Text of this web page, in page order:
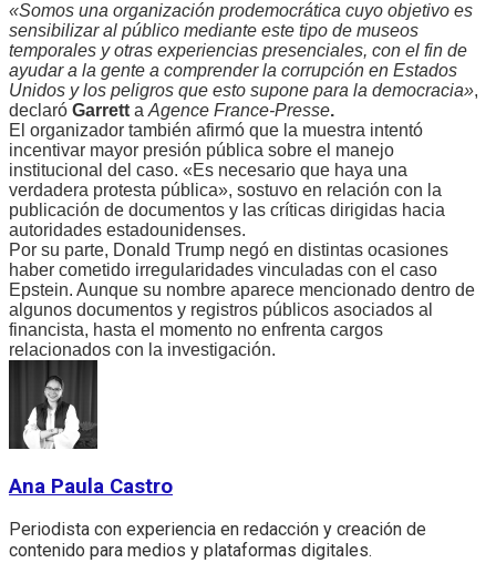
«Somos una organización prodemocrática cuyo objetivo es
sensibilizar al público mediante este tipo de museos
temporales y otras experiencias presenciales, con el fin de
ayudar a la gente a comprender la corrupción en Estados
Unidos y los peligros que esto supone para la democracia»,
declaró Garrett a Agence France-Presse.
El organizador también afirmó que la muestra intentó
incentivar mayor presión pública sobre el manejo
institucional del caso. «Es necesario que haya una
verdadera protesta pública», sostuvo en relación con la
publicación de documentos y las críticas dirigidas hacia
autoridades estadounidenses.
Por su parte, Donald Trump negó en distintas ocasiones
haber cometido irregularidades vinculadas con el caso
Epstein. Aunque su nombre aparece mencionado dentro de
algunos documentos y registros públicos asociados al
financista, hasta el momento no enfrenta cargos
relacionados con la investigación.
Ana Paula Castro
Periodista con experiencia en redacción y creación de
contenido para medios y plataformas digitales.